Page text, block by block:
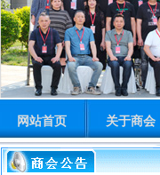
网站首页 关于商会
临沂市浙江商会公告
抵制非法组织的倡议书
临沂市浙江商会第四届理事...